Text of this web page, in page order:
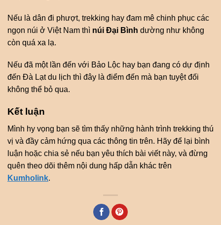
Nếu là dân đi phượt, trekking hay đam mê chinh phục các
ngọn núi ở Việt Nam thì núi Đại Bình dường như không
còn quá xa lạ.
Nếu đã một lần đến với Bảo Lộc hay bạn đang có dự định
đến Đà Lạt du lịch thì đây là điểm đến mà bạn tuyệt đối
không thể bỏ qua.
Kết luận
Mình hy vọng bạn sẽ tìm thấy những hành trình trekking thú
vị và đầy cảm hứng qua các thông tin trên. Hãy để lại bình
luận hoặc chia sẻ nếu bạn yêu thích bài viết này, và đừng
quên theo dõi thêm nội dung hấp dẫn khác trên
Kumholink.